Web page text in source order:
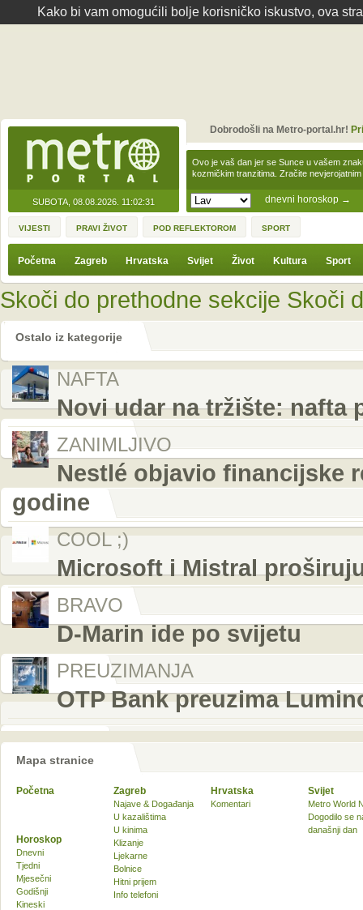
Kako bi vam omogućili bolje korisničko iskustvo, ova
SUBOTA, 08.08.2026. 11:02:31 dnevni horoskop →
Ovo je vaš dan jer se Sunce u vašem
kozmičkim tranzitima. Zračite
Dobrodošli na Metro-portal.hr!
VIJESTI PRAVI ŽIVOT POD REFLEKTOROM SPORT
Početna Zagreb Hrvatska Svijet Život Kultura Sport
Skoči do prethodne sekcije Skoči
Ostalo iz kategorije
NAFTA
Novi udar na tržište: nafta
ZANIMLJIVO
Nestlé objavio financijske
godine
COOL ;)
Microsoft i Mistral
BRAVO
D-Marin ide po svijetu
PREUZIMANJA
OTP Bank preuzima
Mapa stranice
Početna Zagreb
Najave & Događanja
U kazalištima
U kinima
Klizanje
Ljekarne
Bolnice
Hitni prijem
Info telefoni
Hrvatska
Komentari
Svijet
Metro World
Dogodilo se
današnji dan
Horoskop
Dnevni
Tjedni
Mjesečni
Godišnji
Kineski